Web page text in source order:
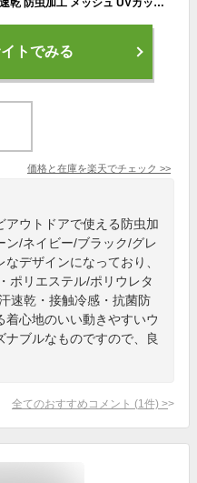
トでみる
価格と在庫を楽天でチェック >>
アウトドアで使える防虫加
ン/ネイビー/ブラック/グレ
デザインになっており、
ポリエステル/ポリウレタ
速乾・接触冷感・抗菌防
心地のいい動きやすいウ
ナブルなものですので、良
全てのおすすめコメント (1 件) >